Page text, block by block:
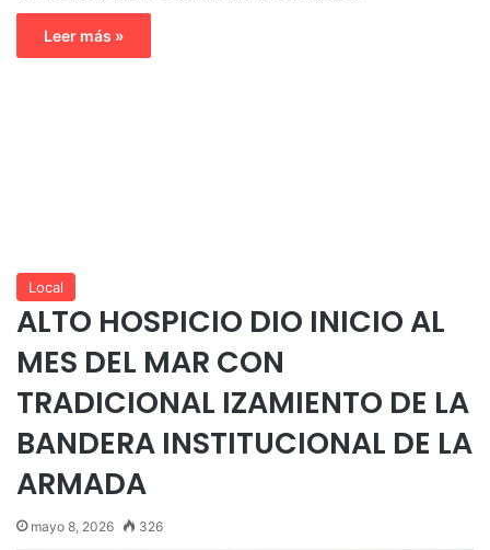
Leer más »
Local
ALTO HOSPICIO DIO INICIO AL
MES DEL MAR CON
TRADICIONAL IZAMIENTO DE LA
BANDERA INSTITUCIONAL DE LA
ARMADA
mayo 8, 2026 326